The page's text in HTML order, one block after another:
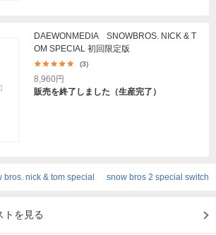
DAEWONMEDIA SNOWBROS. NICK & T
OM SPECIAL 初回限定版
(3)
8,960円
販売を終了しました（生産完了）
bros. nick & tom special snow bros 2 special switch
トを見る